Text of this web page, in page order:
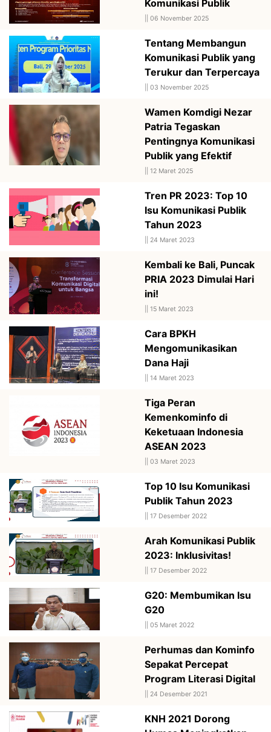
Komunikasi Publik
06 November 2025
Tentang Membangun
Komunikasi Publik yang
Terukur dan Terpercaya
03 November 2025
Wamen Komdigi Nezar
Patria Tegaskan
Pentingnya Komunikasi
Publik yang Efektif
12 Maret 2025
Tren PR 2023: Top 10
Isu Komunikasi Publik
Tahun 2023
24 Maret 2023
Kembali ke Bali, Puncak
PRIA 2023 Dimulai Hari
ini!
15 Maret 2023
Cara BPKH
Mengomunikasikan
Dana Haji
14 Maret 2023
Tiga Peran
Kemenkominfo di
Keketuaan Indonesia
ASEAN 2023
03 Maret 2023
Top 10 Isu Komunikasi
Publik Tahun 2023
17 Desember 2022
Arah Komunikasi Publik
2023: Inklusivitas!
17 Desember 2022
G20: Membumikan Isu
G20
05 Maret 2022
Perhumas dan Kominfo
Sepakat Percepat
Program Literasi Digital
24 Desember 2021
KNH 2021 Dorong